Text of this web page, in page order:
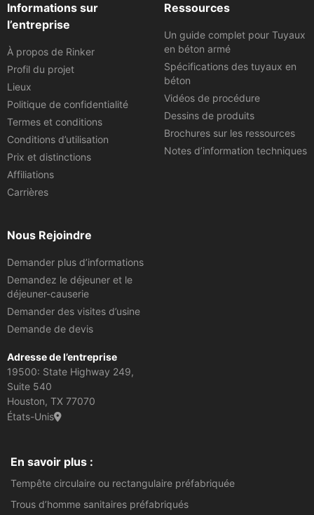
Informations sur
l’entreprise
À propos de Rinker
Profil du projet
Lieux
Politique de confidentialité
Termes et conditions
Conditions d’utilisation
Prix et distinctions
Affiliations
Carrières
Ressources
Un guide complet pour Tuyaux
en béton armé
Spécifications des tuyaux en
béton
Vidéos de procédure
Dessins de produits
Brochures sur les ressources
Notes d’information techniques
Nous Rejoindre
Demander plus d’informations
Demandez le déjeuner et le
déjeuner-causerie
Demander des visites d’usine
Demande de devis
Adresse de l’entreprise
19500: State Highway 249,
Suite 540
Houston, TX 77070
États-Unis
En savoir plus :
Tempête circulaire ou rectangulaire préfabriquée
Trous d’homme sanitaires préfabriqués